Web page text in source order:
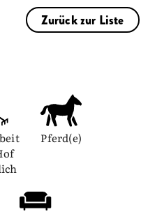
Zurück zur Liste
Pferd(e)